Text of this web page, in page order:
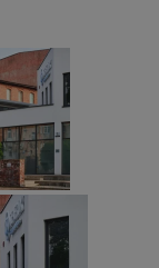
z podstawowych
kontem. Bez
/